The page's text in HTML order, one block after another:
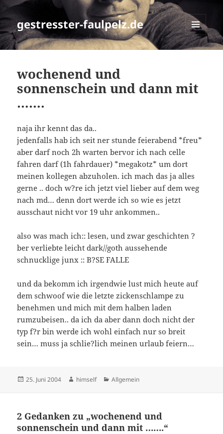
gestresster-faulpelz.de
MENÜ
UND
wochenend und
sonnenschein und dann mit
…….
naja ihr kennt das da..
jedenfalls hab ich seit ner stunde feierabend *freu*
aber darf noch 2h warten bervor ich nach celle
fahren darf (1h fahrdauer) *megakotz* um dort
meinen kollegen abzuholen. ich mach das ja alles
gerne .. doch w?re ich jetzt viel lieber auf dem weg
nach md… denn dort werde ich so wie es jetzt
ausschaut nicht vor 19 uhr ankommen..
also was mach ich:: lesen, und zwar geschichten ?
ber verliebte leicht dark//goth aussehende
schnucklige junx :: B?SE FALLE
und da bekomm ich irgendwie lust mich heute auf
dem schwoof wie die letzte zickenschlampe zu
benehmen und mich mit dem halben laden
rumzubeisen.. da ich da aber dann doch nicht der
typ f?r bin werde ich wohl einfach nur so breit
sein… muss ja schlie?lich meinen urlaub feiern…
Veröffentlicht
25. Juni 2004 Autor
himself Kategorien
Allgemein
2 Gedanken zu „wochenend und
sonnenschein und dann mit …….“